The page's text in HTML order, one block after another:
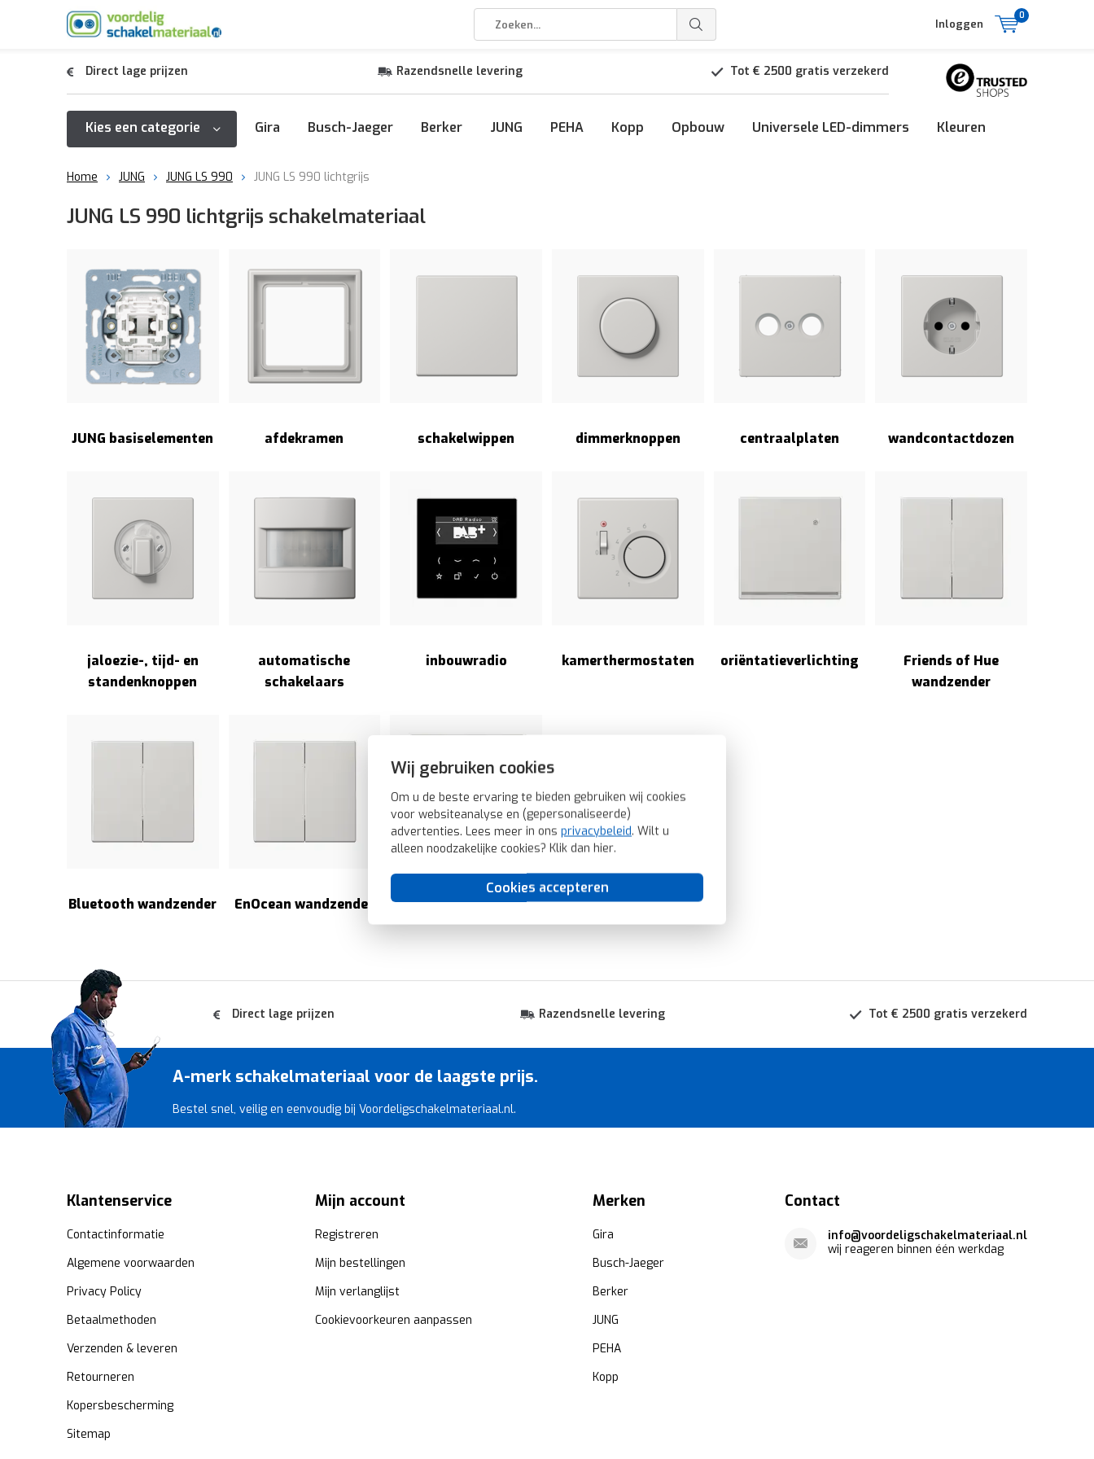
Wij gebruiken cookies
Om u de beste ervaring te bieden gebruiken wij cookies
voor websiteanalyse en (gepersonaliseerde)
advertenties. Lees meer in ons privacybeleid. Wilt u
alleen noodzakelijke cookies? Klik dan hier.
Cookies accepteren
Inloggen
0
Direct lage prijzen Razendsnelle levering Tot € 2500 gratis verzekerd
Kies een categorie Gira Busch-Jaeger Berker JUNG PEHA Kopp Opbouw Universele LED-dimmers Kleuren
Home JUNG JUNG LS 990 JUNG LS 990 lichtgrijs
JUNG LS 990 lichtgrijs schakelmateriaal
JUNG basiselementen afdekramen schakelwippen dimmerknoppen centraalplaten wandcontactdozen
jaloezie-, tijd- en
standenknoppen
automatische
schakelaars
inbouwradio kamerthermostaten oriëntatieverlichting
Friends of Hue
wandzender
Bluetooth wandzender EnOcean wandzender opbouwbakken
Direct lage prijzen Razendsnelle levering Tot € 2500 gratis verzekerd
A-merk schakelmateriaal voor de laagste prijs.
Bestel snel, veilig en eenvoudig bij Voordeligschakelmateriaal.nl.
Klantenservice
Contactinformatie
Algemene voorwaarden
Privacy Policy
Betaalmethoden
Verzenden & leveren
Retourneren
Kopersbescherming
Sitemap
Mijn account
Registreren
Mijn bestellingen
Mijn verlanglijst
Cookievoorkeuren aanpassen
Merken
Gira
Busch-Jaeger
Berker
JUNG
PEHA
Kopp
Contact
info@voordeligschakelmateriaal.nl
wij reageren binnen één werkdag